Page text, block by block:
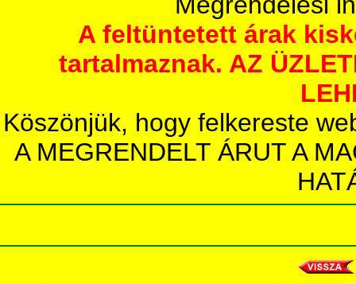
A feltüntetett árak
tartalmaznak. AZ
Köszönjük, hogy felkereste
A MEGRENDELT ÁRUT A